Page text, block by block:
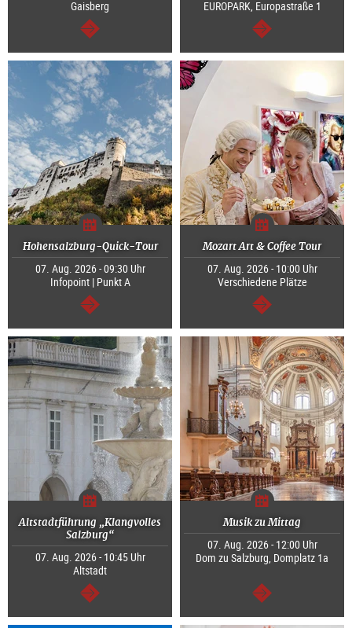
Gaisberg
weiter
EUROPARK, Europastraße 1
weiter
Hohensalzburg-Quick-Tour
07. Aug. 2026 - 09:30 Uhr
Infopoint | Punkt A
weiter
Mozart Art & Coffee Tour
07. Aug. 2026 - 10:00 Uhr
Verschiedene Plätze
weiter
Altstadtführung „Klangvolles
Salzburg“
07. Aug. 2026 - 10:45 Uhr
Altstadt
weiter
Musik zu Mittag
07. Aug. 2026 - 12:00 Uhr
Dom zu Salzburg, Domplatz 1a
weiter